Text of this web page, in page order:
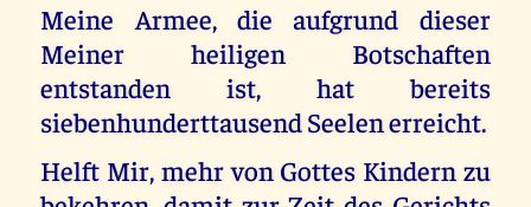
Meine Armee, die aufgrund dieser
Meiner heiligen Botschaften
entstanden ist, hat bereits
siebenhunderttausend Seelen erreicht.
Helft Mir, mehr von Gottes Kindern zu